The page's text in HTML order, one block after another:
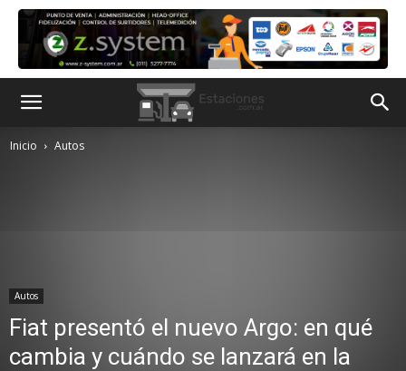
Inicio Autos
Autos
Fiat presentó el nuevo Argo: en qué
cambia y cuándo se lanzará en la